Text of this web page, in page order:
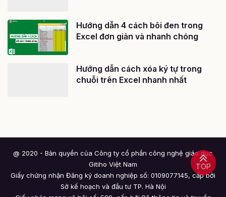
Hướng dẫn 4 cách bôi đen trong
Excel đơn giản và nhanh chóng
Hướng dẫn cách xóa ký tự trong
chuỗi trên Excel nhanh nhất
TOP
@ 2020 - Bản quyền của Công ty cổ phần công nghệ giáo dục
Gitiho Việt Nam
Giấy chứng nhận Đăng ký doanh nghiệp số: 0109077145, cấp bởi
Sở kế hoạch và đầu tư TP. Hà Nội